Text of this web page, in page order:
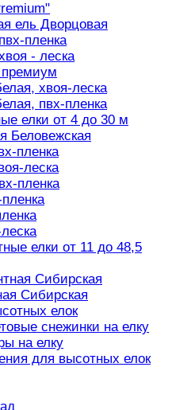
ель Дворцовая
пленка
- леска
премиум
хвоя-леска
пвх-пленка
елки от 4 до 30 м
Беловежская
пленка
леска
пленка
елки от 11 до 48,5
Сибирская
Сибирская
елок
снежинки на елку
на елку
для высотных елок